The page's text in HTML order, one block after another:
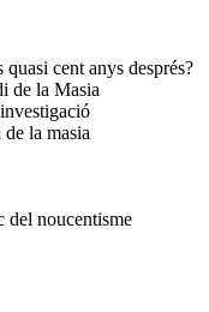
quasi cent anys després?
de la Masia
la masia
del noucentisme